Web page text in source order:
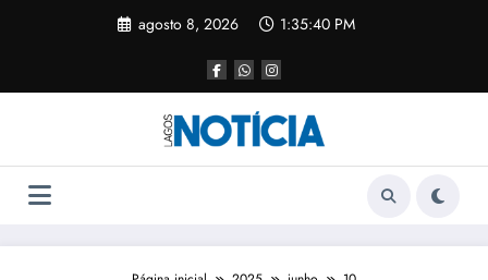
agosto 8, 2026 1:35:40 PM